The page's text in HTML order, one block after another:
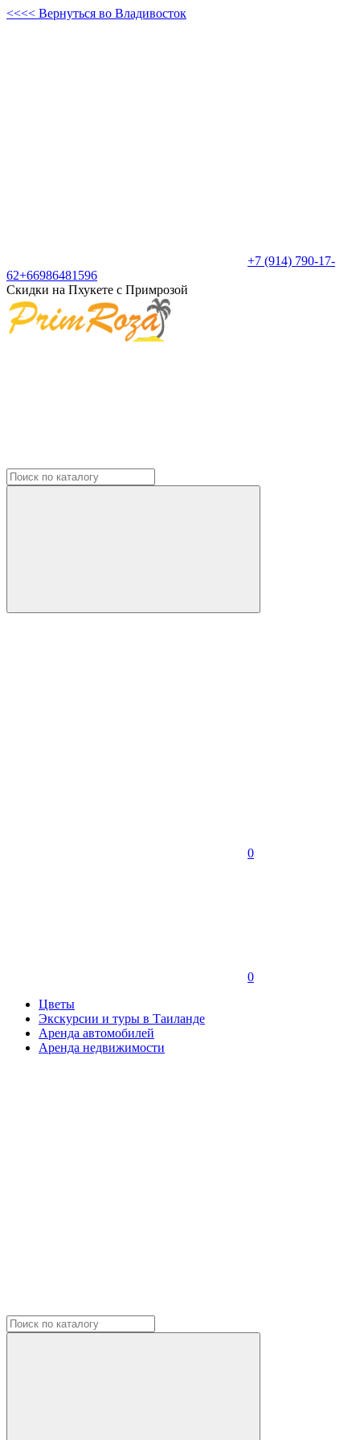
<<<< Вернуться во Владивосток
+7 (914) 790-17-
62+66986481596
Скидки на Пхукете с Примрозой
0
0
Цветы
Экскурсии и туры в Таиланде
Аренда автомобилей
Аренда недвижимости